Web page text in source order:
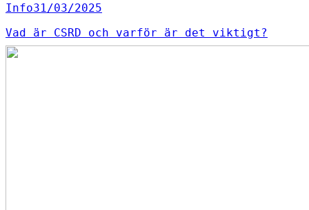
Info31/03/2025
Vad är CSRD och varför är det viktigt?